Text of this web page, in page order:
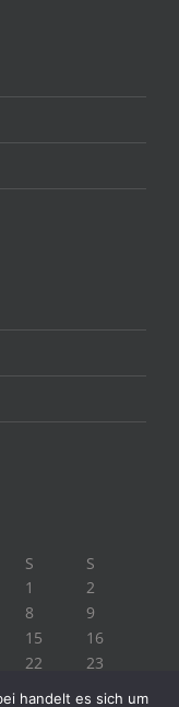
S
S
1
2
8
9
15
16
22
23
handelt es sich um